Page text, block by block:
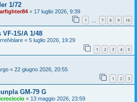
1/72
« 17 luglio 2026, 9:39
1 7 8 9 10
VF-1S/A 1/48
« 5 luglio 2026, 19:29
1 2 3 4 5
« 22 giugno 2026, 20:55
1 2 3
GM-79 G
« 13 maggio 2026, 23:59